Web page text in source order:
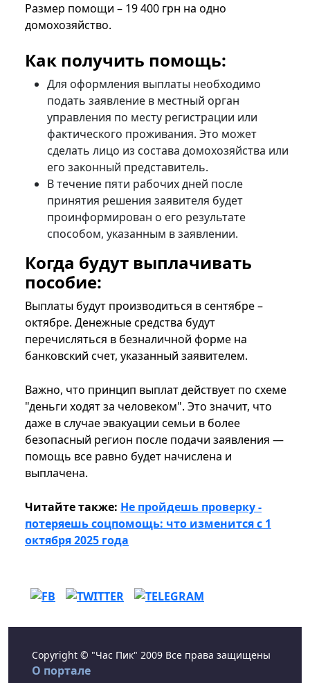
Размер помощи – 19 400 грн на одно
домохозяйство.
Как получить помощь:
Для оформления выплаты необходимо
подать заявление в местный орган
управления по месту регистрации или
фактического проживания. Это может
сделать лицо из состава домохозяйства или
его законный представитель.
В течение пяти рабочих дней после
принятия решения заявителя будет
проинформирован о его результате
способом, указанным в заявлении.
Когда будут выплачивать
пособие:
Выплаты будут производиться в сентябре –
октябре. Денежные средства будут
перечисляться в безналичной форме на
банковский счет, указанный заявителем.
Важно, что принцип выплат действует по схеме
"деньги ходят за человеком". Это значит, что
даже в случае эвакуации семьи в более
безопасный регион после подачи заявления —
помощь все равно будет начислена и
выплачена.
Читайте также: Не пройдешь проверку -
потеряешь соцпомощь: что изменится с 1
октября 2025 года
Copyright © "Час Пик" 2009 Все права защищены
О портале